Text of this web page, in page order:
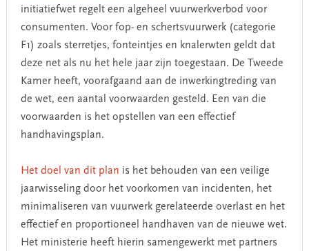
initiatiefwet regelt een algeheel vuurwerkverbod voor
consumenten. Voor fop- en schertsvuurwerk (categorie
F1) zoals sterretjes, fonteintjes en knalerwten geldt dat
deze net als nu het hele jaar zijn toegestaan. De Tweede
Kamer heeft, voorafgaand aan de inwerkingtreding van
de wet, een aantal voorwaarden gesteld. Een van die
voorwaarden is het opstellen van een effectief
handhavingsplan.
Het doel van dit plan is het behouden van een veilige
jaarwisseling door het voorkomen van incidenten, het
minimaliseren van vuurwerk gerelateerde overlast en het
effectief en proportioneel handhaven van de nieuwe wet.
Het ministerie heeft hierin samengewerkt met partners